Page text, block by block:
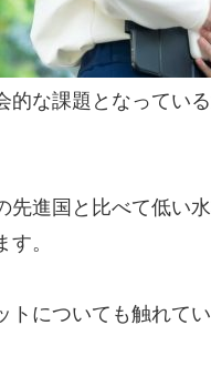
的な課題となってい
先進国と比べて低い
。
についても触れて